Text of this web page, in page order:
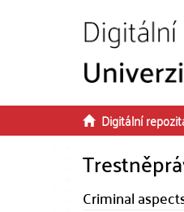
Digitální
Criminal